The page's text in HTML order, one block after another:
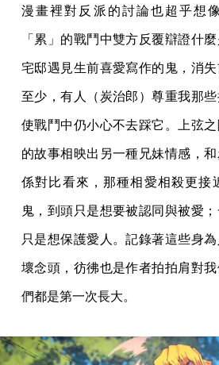
漫畫裡對反派的討論也超乎想
「累」的戰鬥中雙方反覆辯證什
宅邸遇見生前喜愛寫作的鬼，消失
至少，有人（炭治郎）尊重我那
使戰鬥中仍小心不去踩它。上弦
的故事相映出另一種兄妹情感，
係對比看來，那種相愛相殺更接
鬼，到頭只是想要被認同與被愛；
只是想保護愛人。記錄著這些身
壞念頭，彷彿也是作者拍拍肩對
們都是第一次長大。